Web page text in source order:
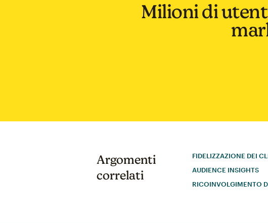
Milioni di
Argomenti
correlati
FIDELIZZAZIONE DEI
AUDIENCE INSIGHTS
RICOINVOLGIMENTO